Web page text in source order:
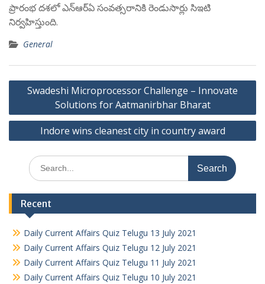
ప్రారంభ దశలో ఎన్‌ఆర్‌ఏ సంవత్సరానికి రెండుసార్లు సిఇటి
నిర్వహిస్తుంది.
General
Post
navigation
Swadeshi Microprocessor Challenge – Innovate
Solutions for Aatmanirbhar Bharat
Indore wins cleanest city in country award
Search
for:
Recent
Daily Current Affairs Quiz Telugu 13 July 2021
Daily Current Affairs Quiz Telugu 12 July 2021
Daily Current Affairs Quiz Telugu 11 July 2021
Daily Current Affairs Quiz Telugu 10 July 2021